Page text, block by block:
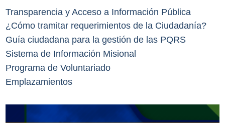
Transparencia y Acceso a Información Pública
¿Cómo tramitar requerimientos de la Ciudadanía?
Guía ciudadana para la gestión de las PQRS
Sistema de Información Misional
Programa de Voluntariado
Emplazamientos